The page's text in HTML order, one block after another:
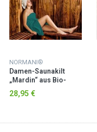
NORMANI®
Damen-Saunakilt
„Mardin“ aus Bio-
Baumwolle Petrol
28,95 €